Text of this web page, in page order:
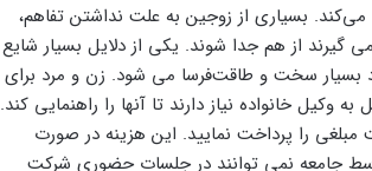
بسیاری از زوجین به علت نداشتن تفاهم،
گیرند از هم جدا شوند. یکی از دلایل بسیار شایع
بسیار سخت و طاقت‌فرسا می ‌شود. زن و مرد برای
خانواده نیاز دارند تا آنها را راهنمایی کند.
مبلغی را پرداخت نمایید. این هزینه در صورت
جامعه نمی ‌توانند در جلسات حضوری شرکت